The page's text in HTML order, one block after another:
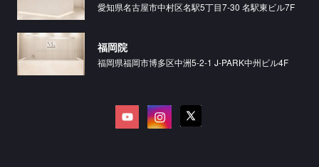
愛知県名古屋市中村区名駅5丁目7-30 名駅東ビル7F
福岡院
福岡県福岡市博多区中洲5-2-1 J-PARK中州ビル4F